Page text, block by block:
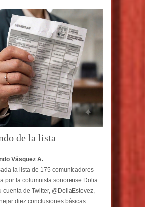
de la lista
Vásquez A.
la lista de 175 comunicadores
por la columnista sonorense Dolia
cuenta de Twitter, @DoliaEstevez,
diez conclusiones básicas: